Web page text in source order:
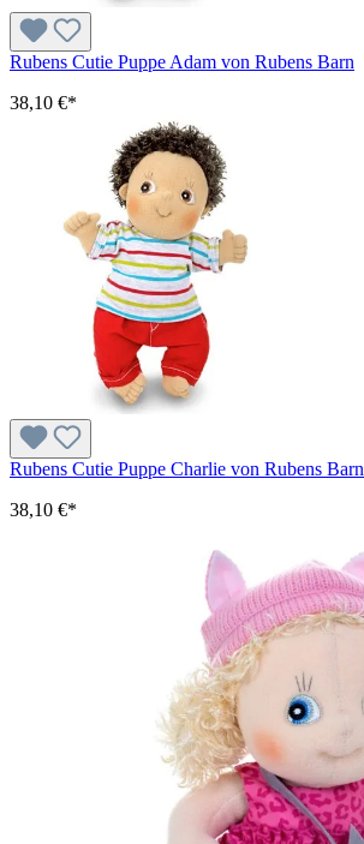
Rubens Cutie Puppe Adam von Rubens Barn
38,10 €*
Rubens Cutie Puppe Charlie von Rubens Barn
38,10 €*